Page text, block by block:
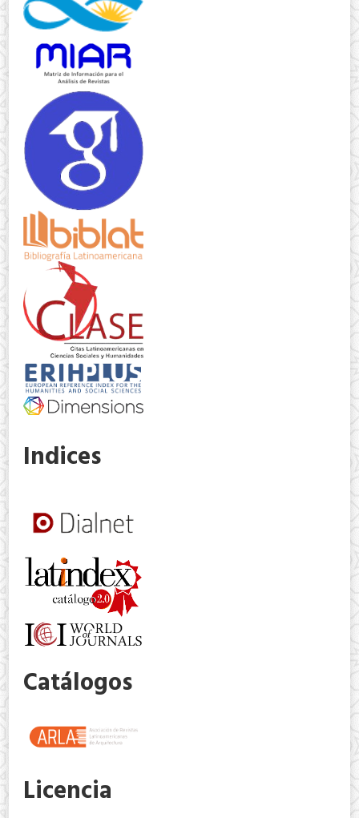
Indices
Catálogos
Licencia